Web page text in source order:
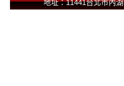
地址：11441台北市內